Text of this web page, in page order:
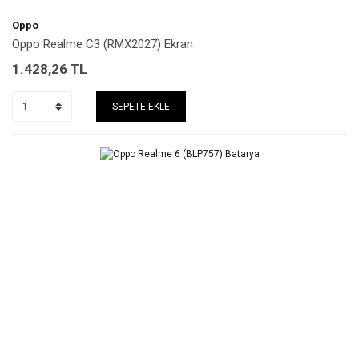
Oppo
Oppo Realme C3 (RMX2027) Ekran
1.428,26 TL
SEPETE EKLE